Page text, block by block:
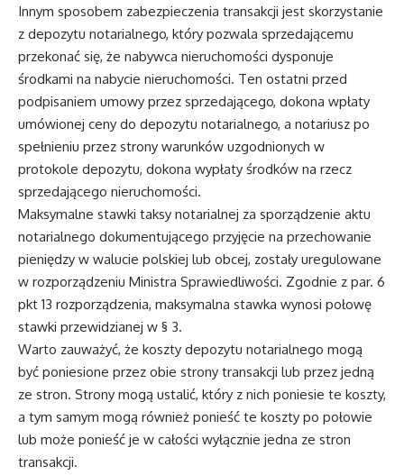
Innym sposobem zabezpieczenia transakcji jest skorzystanie
z depozytu notarialnego, który pozwala sprzedającemu
przekonać się, że nabywca nieruchomości dysponuje
środkami na nabycie nieruchomości. Ten ostatni przed
podpisaniem umowy przez sprzedającego, dokona wpłaty
umówionej ceny do depozytu notarialnego, a notariusz po
spełnieniu przez strony warunków uzgodnionych w
protokole depozytu, dokona wypłaty środków na rzecz
sprzedającego nieruchomości.
Maksymalne stawki taksy notarialnej za sporządzenie aktu
notarialnego dokumentującego przyjęcie na przechowanie
pieniędzy w walucie polskiej lub obcej, zostały uregulowane
w rozporządzeniu Ministra Sprawiedliwości. Zgodnie z par. 6
pkt 13 rozporządzenia, maksymalna stawka wynosi połowę
stawki przewidzianej w § 3.
Warto zauważyć, że koszty depozytu notarialnego mogą
być poniesione przez obie strony transakcji lub przez jedną
ze stron. Strony mogą ustalić, który z nich poniesie te koszty,
a tym samym mogą również ponieść te koszty po połowie
lub może ponieść je w całości wyłącznie jedna ze stron
transakcji.